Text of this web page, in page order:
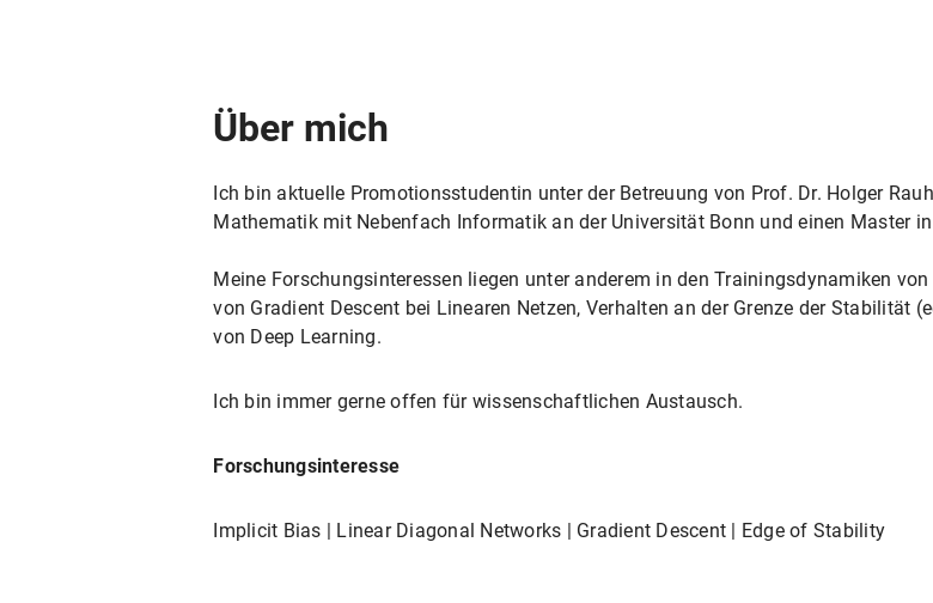
Über mich
Ich bin aktuelle Promotionsstudentin unter der Betreuung von Prof. Dr. Holger
Mathematik mit Nebenfach Informatik an der Universität Bonn und einen Master
Meine Forschungsinteressen liegen unter anderem in den Trainingsdynamiken
von Gradient Descent bei Linearen Netzen, Verhalten an der Grenze der Stabilität
von Deep Learning.
Ich bin immer gerne offen für wissenschaftlichen Austausch.
Forschungsinteresse
Implicit Bias | Linear Diagonal Networks | Gradient Descent | Edge of Stability